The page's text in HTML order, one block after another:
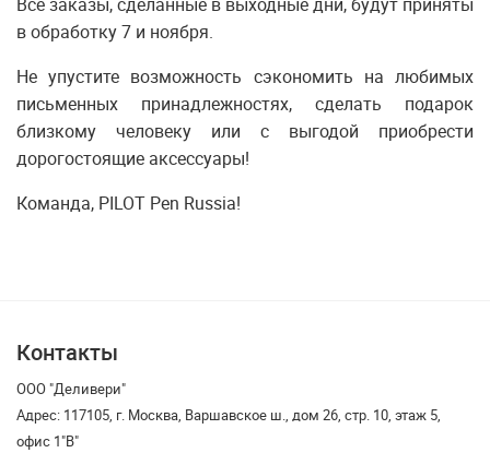
в обработку 7 и ноября.
Не упустите возможность сэкономить на любимых
письменных принадлежностях, сделать подарок
близкому человеку или с выгодой приобрести
дорогостоящие аксессуары!
Команда, PILOT Pen Russia!
Контакты
ООО "Деливери"
Адрес: 117105, г. Москва, Варшавское ш., дом 26, стр. 10, этаж 5,
офис 1"В"